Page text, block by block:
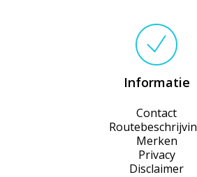
Informatie
Contact
Merken
Privacy
Disclaimer